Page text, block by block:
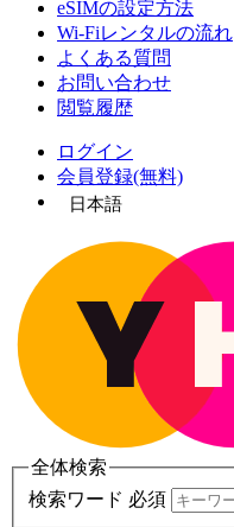
eSIMの設定方法
Wi-Fiレンタルの流れ
よくある質問
お問い合わせ
閲覧履歴
ログイン
会員登録(無料)
日本語
全体検索
検索ワード 必須